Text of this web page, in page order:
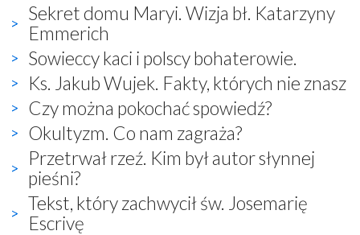
Sekret domu Maryi. Wizja bł. Katarzyny
Emmerich
Sowieccy kaci i polscy bohaterowie.
Ks. Jakub Wujek. Fakty, których nie znasz
Czy można pokochać spowiedź?
Okultyzm. Co nam zagraża?
Przetrwał rzeź. Kim był autor słynnej
pieśni?
Tekst, który zachwycił św. Josemarię
Escrivę